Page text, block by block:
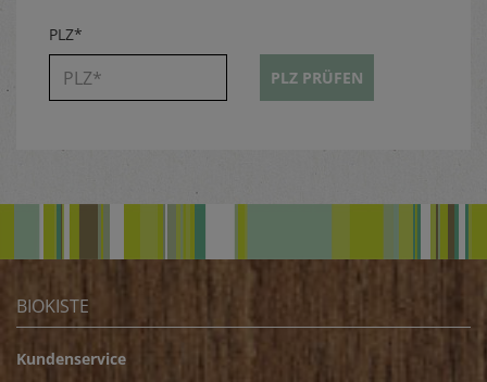
PLZ*
PLZ PRÜFEN
BIOKISTE
Kundenservice